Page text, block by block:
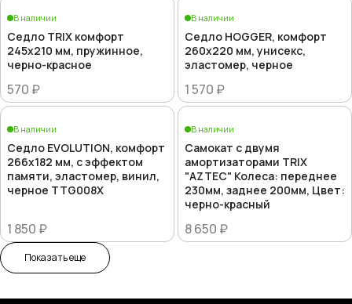
В наличии
Седло TRIX комфорт
245x210 мм, пружинное,
черно-красное
570 ₽
В наличии
Седло HOGGER, комфорт
260x220 мм, унисекс,
эластомер, черное
1 570 ₽
В наличии
Седло EVOLUTION, комфорт
266x182 мм, с эффектом
памяти, эластомер, винил,
черное TTG008X
1 850 ₽
В наличии
Самокат с двумя
амортизаторами TRIX
"AZTEC" Колеса: переднее
230мм, заднее 200мм, Цвет:
черно-красный
8 650 ₽
Показать еще